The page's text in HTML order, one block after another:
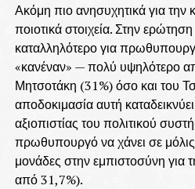
Ακόμη πιο ανησυχητικά για την
ποιοτικά στοιχεία. Στην
καταλληλότερο για
«κανέναν» — πολύ υψηλότερο
Μητσοτάκη (31%) όσο και του
αποδοκιμασία αυτή
αξιοπιστίας του πολιτικού
πρωθυπουργό να χάνει σε
μονάδες στην εμπιστοσύνη για
από 31,7%).